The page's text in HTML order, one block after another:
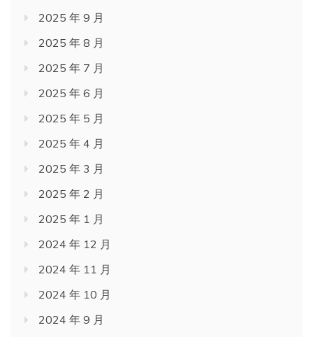
2025 年 9 月
2025 年 8 月
2025 年 7 月
2025 年 6 月
2025 年 5 月
2025 年 4 月
2025 年 3 月
2025 年 2 月
2025 年 1 月
2024 年 12 月
2024 年 11 月
2024 年 10 月
2024 年 9 月